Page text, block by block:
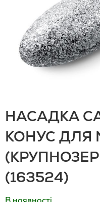
НАСАДКА
КОНУС ДЛЯ
(163524)